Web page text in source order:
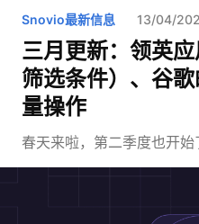
Snovio最新信息 13/04/
三月更新：领英
筛选条件）、谷
量操作
春天来啦，第二季度也开